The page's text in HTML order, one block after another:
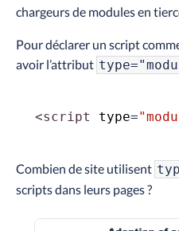
chargeurs de modules en
Pour déclarer un script
avoir l’attribut
<script type=
Combien de site utilisent
scripts dans leurs pages ?